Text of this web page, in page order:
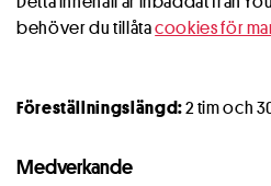
behöver du tillåtacookies för
Föreställningslängd:2 tim och
Medverkande